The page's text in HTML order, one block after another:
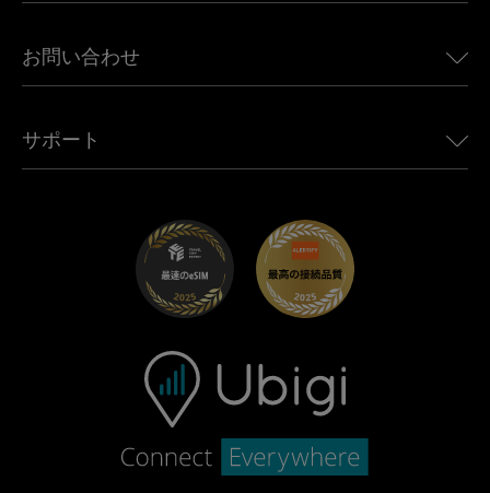
アフリカ向けeSIM
すべての目的地を見る
Jeep向けUbigi
Mini向けUbigi
Maserati向けUbigi
Ubigi関連プレス
Ubigiアプリ
お問い合わせ
アフェリエイトプログラム
サポート
トラブルシューティング
ヘルプセンター
お問い合わせ先